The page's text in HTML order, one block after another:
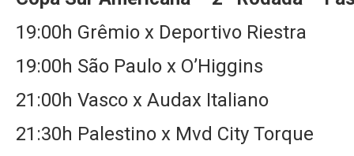
19:00h Grêmio x Deportivo Riestra
19:00h São Paulo x O’Higgins
21:00h Vasco x Audax Italiano
21:30h Palestino x Mvd City Torque